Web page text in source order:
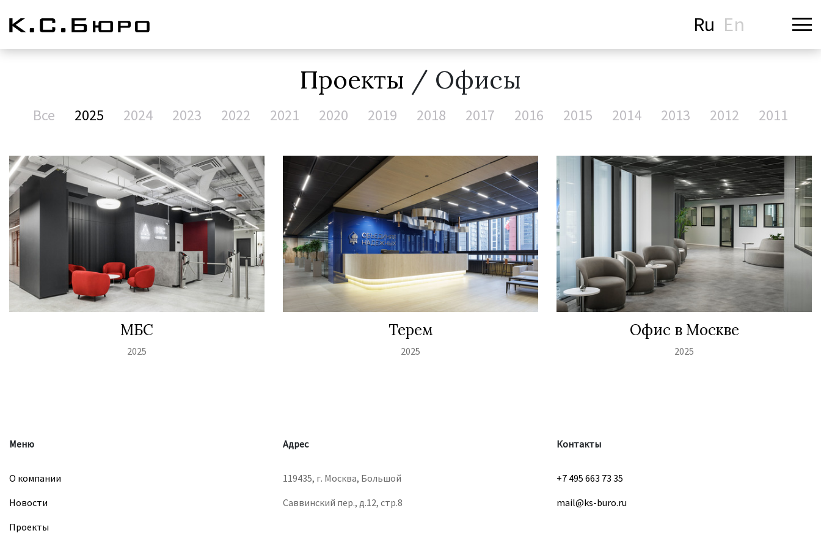
Ru En
Проекты / Офисы
Все 2025 2024 2023 2022 2021 2020 2019 2018 2017 2016 2015 2014 2013 2012 2011
МБС
2025
Терем
2025
Офис в Москве
2025
Меню
О компании
Новости
Проекты
Адрес
119435, г. Москва, Большой
Саввинский пер., д.12, стр.8
Контакты
+7 495 663 73 35
mail@ks-buro.ru